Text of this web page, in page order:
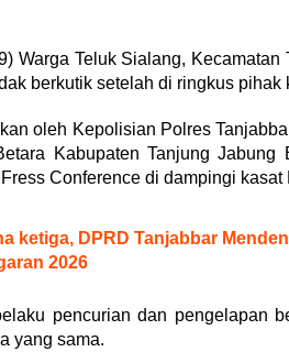
Warga Teluk Sialang,
berkutik setelah di ringkus pihak
oleh Kepolisian Polres
Kabupaten Tanjung
Conference di dampingi
ketiga, DPRD Tanjabbar
2026
pencurian dan pengelapan
yang sama.